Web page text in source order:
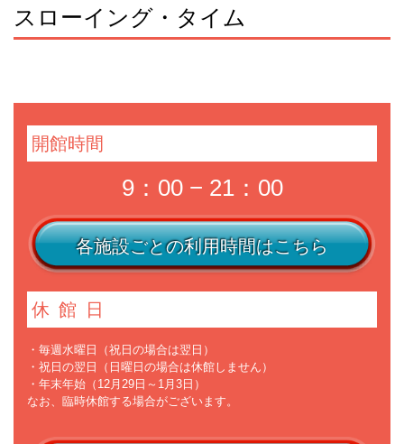
スローイング・タイム
開館時間
9：00 − 21：00
各施設ごとの利用時間はこちら
休館日
・毎週水曜日（祝日の場合は翌日）
・祝日の翌日（日曜日の場合は休館しません）
・年末年始（12月29日～1月3日）
なお、臨時休館する場合がございます。